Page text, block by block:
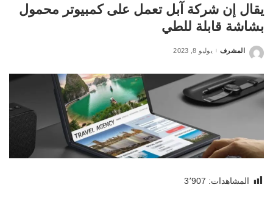
يقال إن شركة آبل تعمل على كمبيوتر محمول
بشاشة قابلة للطي
Posted
المشرف يوليو 8, 2023
المشاهدات: 3٬907